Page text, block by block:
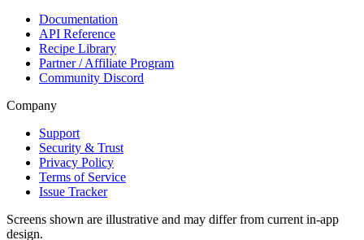
Documentation
API Reference
Recipe Library
Partner / Affiliate Program
Community Discord
Company
Support
Security & Trust
Privacy Policy
Terms of Service
Issue Tracker
Screens shown are illustrative and may differ from current in-app
design.